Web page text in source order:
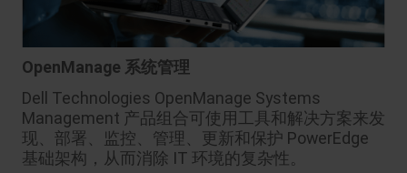
OpenManage 系统管理
Dell Technologies OpenManage Systems
Management 产品组合可使用工具和解决方案来发
现、部署、监控、管理、更新和保护 PowerEdge
基础架构，从而消除 IT 环境的复杂性。